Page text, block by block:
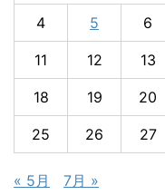
4 5 6
11 12 13
18 19 20
25 26 27
« 5月
7月 »